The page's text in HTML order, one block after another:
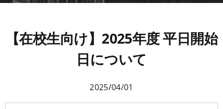
よくある質問
イベント 学生作品 来校アーティスト
各校紹介
お問い合わせ
【在校生向け】2025年度 平日開始
日について
2025/04/01